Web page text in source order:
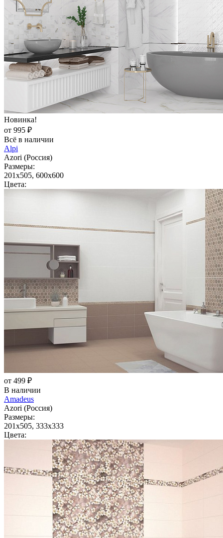
Новинка!
от 995 ₽
Всё в наличии
Alpi
Azori (Россия)
Размеры:
201x505, 600x600
Цвета:
от 499 ₽
В наличии
Amadeus
Azori (Россия)
Размеры:
201x505, 333x333
Цвета: